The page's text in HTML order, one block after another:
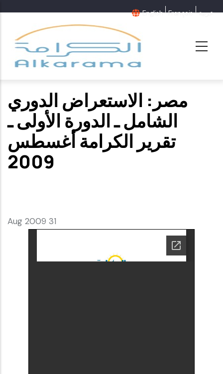
main
content
English Français عربية
مصر: الاستعراض الدوري
الشامل ـ الدورة الأولى ـ
تقرير الكرامة أغسطس
2009
31 Aug 2009